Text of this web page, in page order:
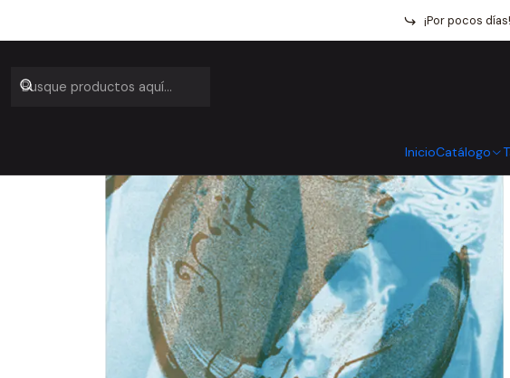
InicioCatálogo
¡Por pocos
Catálogo Poesía y